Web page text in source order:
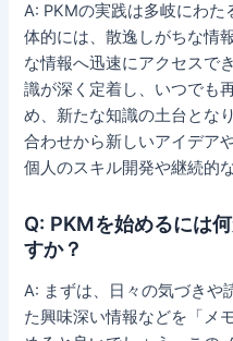
A: PKMの実践は多岐にわ
体的には、散逸しがちな情
な情報へ迅速にアクセスで
識が深く定着し、いつでも
め、新たな知識の土台とな
合わせから新しいアイデア
個人のスキル開発や継続的
Q: PKMを始めるには
すか？
A: まずは、日々の気づきや
た興味深い情報などを「メ